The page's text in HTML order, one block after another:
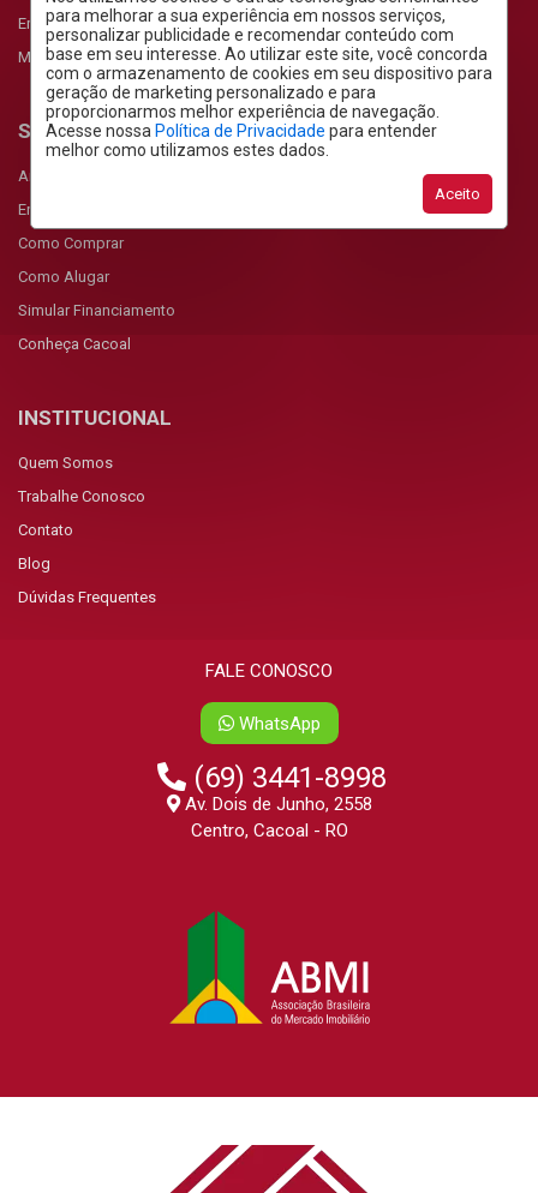
para melhorar a sua experiência em nossos serviços,
personalizar publicidade e recomendar conteúdo com
base em seu interesse. Ao utilizar este site, você concorda
com o armazenamento de cookies em seu dispositivo para
geração de marketing personalizado e para
proporcionarmos melhor experiência de navegação.
Acesse nossa Política de Privacidade para entender
melhor como utilizamos estes dados.
Aceito
Empreendimentos
Meus Favoritos
SERVIÇOS
Anunciar Imóvel
Encomendar Imóvel
Como Comprar
Como Alugar
Simular Financiamento
Conheça Cacoal
INSTITUCIONAL
Quem Somos
Trabalhe Conosco
Contato
Blog
Dúvidas Frequentes
FALE CONOSCO
WhatsApp
(69) 3441-8998
Av. Dois de Junho, 2558
Centro, Cacoal - RO